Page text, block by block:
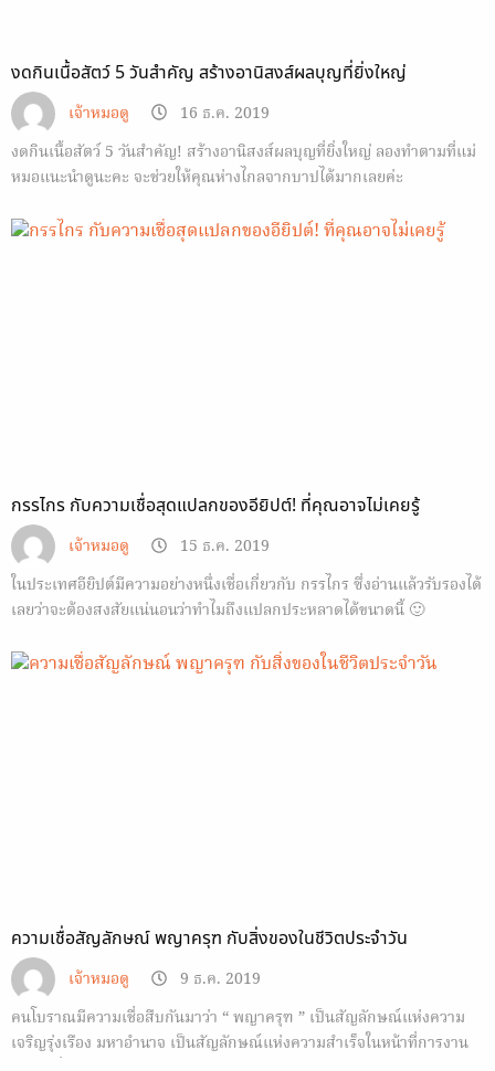
งดกินเนื้อสัตว์ 5 วันสำคัญ สร้างอานิสงส์ผลบุญที่ยิ่งใหญ่
เจ้าหมอดู
16 ธ.ค. 2019
งดกินเนื้อสัตว์ 5 วันสำคัญ! สร้างอานิสงส์ผลบุญที่ยิ่งใหญ่ ลองทำตามที่แม่
หมอแนะนำดูนะคะ จะช่วยให้คุณห่างไกลจากบาปได้มากเลยค่ะ
กรรไกร กับความเชื่อสุดแปลกของอียิปต์! ที่คุณอาจไม่เคยรู้
เจ้าหมอดู
15 ธ.ค. 2019
ในประเทศอียิปต์มีความอย่างหนึ่งเชื่อเกี่ยวกับ กรรไกร ซึ่งอ่านแล้วรับรองได้
เลยว่าจะต้องสงสัยแน่นอนว่าทำไมถึงแปลกประหลาดได้ขนาดนี้ 🙂
ความเชื่อสัญลักษณ์ พญาครุฑ กับสิ่งของในชีวิตประจำวัน
เจ้าหมอดู
9 ธ.ค. 2019
คนโบราณมีความเชื่อสืบกันมาว่า “ พญาครุฑ ” เป็นสัญลักษณ์แห่งความ
เจริญรุ่งเรือง มหาอำนาจ เป็นสัญลักษณ์แห่งความสำเร็จในหน้าที่การงาน